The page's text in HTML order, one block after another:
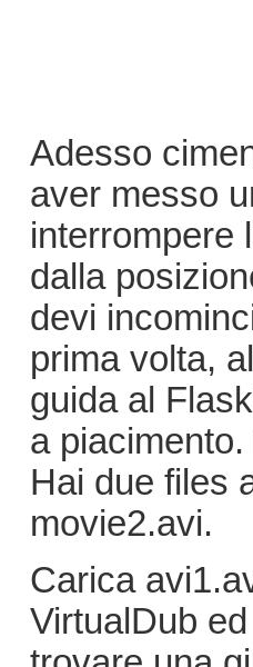
Adesso
aver messo
interrompere
dalla
devi
prima volta,
guida al
a
Hai due files
movie2.avi.
Carica
VirtualDub